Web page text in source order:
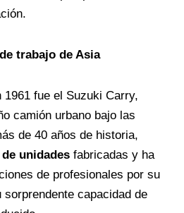
trabajo de Asia
fue el Suzuki Carry,
camión urbano bajo las
de 40 años de historia,
unidades fabricadas y ha
de profesionales por su
capacidad de